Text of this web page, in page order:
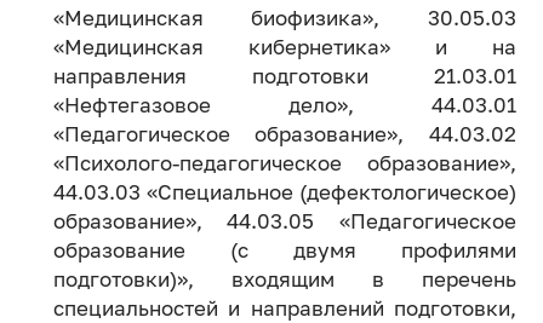
«Медицинская биофизика», 30.05.03
«Медицинская кибернетика» и на
направления подготовки 21.03.01
«Нефтегазовое дело», 44.03.01
«Педагогическое образование», 44.03.02
«Психолого-педагогическое образование»,
44.03.03 «Специальное (дефектологическое)
образование», 44.03.05 «Педагогическое
образование (с двумя профилями
подготовки)», входящим в перечень
специальностей и направлений подготовки,